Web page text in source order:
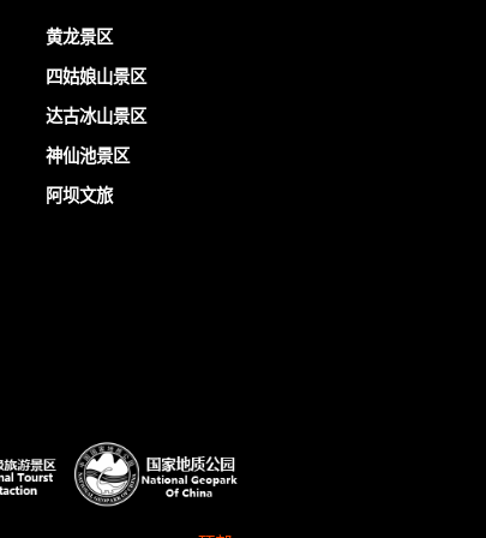
黄龙景区
四姑娘山景区
达古冰山景区
神仙池景区
阿坝文旅